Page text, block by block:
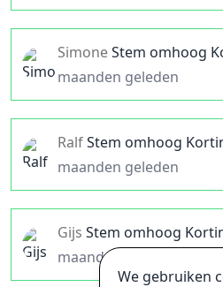
SimoneStem omhoog
maanden geleden
RalfStem omhoog
maanden geleden
Gijs Stem omhoog
maanden geleden
We gebruiken